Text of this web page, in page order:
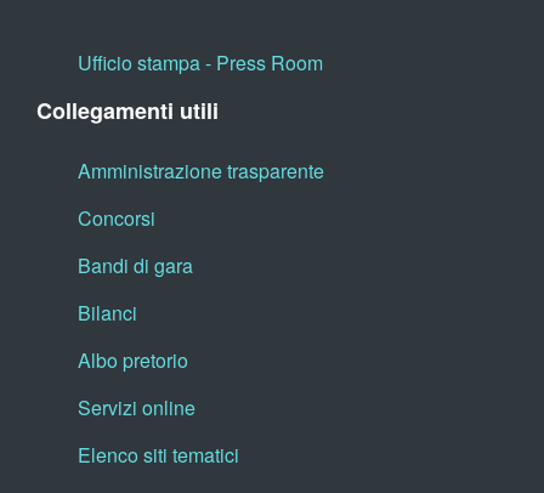
Ufficio stampa - Press Room
Collegamenti utili
Amministrazione trasparente
Concorsi
Bandi di gara
Bilanci
Albo pretorio
Servizi online
Elenco siti tematici